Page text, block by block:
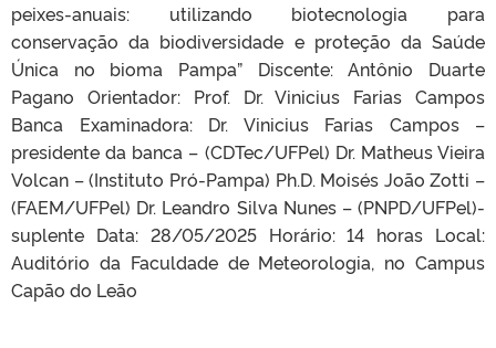
peixes-anuais: utilizando biotecnologia para
conservação da biodiversidade e proteção da Saúde
Única no bioma Pampa” Discente: Antônio Duarte
Pagano Orientador: Prof. Dr. Vinicius Farias Campos
Banca Examinadora: Dr. Vinicius Farias Campos –
presidente da banca – (CDTec/UFPel) Dr. Matheus Vieira
Volcan – (Instituto Pró-Pampa) Ph.D. Moisés João Zotti –
(FAEM/UFPel) Dr. Leandro Silva Nunes – (PNPD/UFPel)-
suplente Data: 28/05/2025 Horário: 14 horas Local:
Auditório da Faculdade de Meteorologia, no Campus
Capão do Leão